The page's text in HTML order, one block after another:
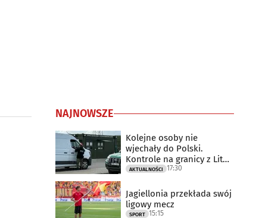
NAJNOWSZE
Kolejne osoby nie
wjechały do Polski.
Kontrole na granicy z Litwą
trwają
AKTUALNOŚCI 17:30
Jagiellonia przekłada swój
ligowy mecz
SPORT 15:15